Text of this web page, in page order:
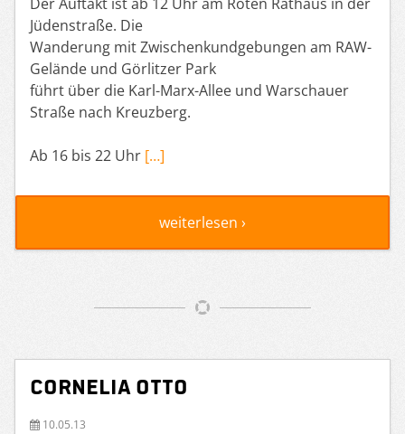
Jüdenstraße. Die
Wanderung mit Zwischenkundgebungen am RAW-
Gelände und Görlitzer Park
führt über die Karl-Marx-Allee und Warschauer
Straße nach Kreuzberg.
Ab 16 bis 22 Uhr […]
weiterlesen ›
Cornelia Otto
10.05.13